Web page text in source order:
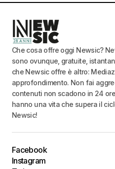
Che cosa offre oggi Newsic?
sono ovunque, gratuite,
che Newsic offre è altro:
approfondimento. Non fai
contenuti non scadono in 24
hanno una vita che supera il
Newsic!
Facebook
Instagram